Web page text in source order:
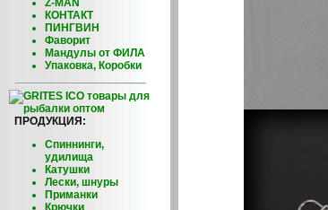
Z-MAN
КОНТАКТ
ПИНГВИН
Фаворит
Мандулы от ФИЛА
Упаковка, Коробки
ПРОДУКЦИЯ:
Спиннинги,
удилища
Катушки
Лески, шнуры
Приманки
Крючки